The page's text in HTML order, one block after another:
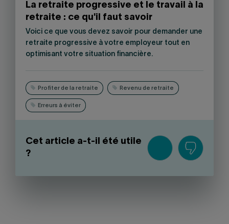
La retraite progressive et le travail à la
retraite : ce qu'il faut savoir
Voici ce que vous devez savoir pour demander une
retraite progressive à votre employeur tout en
optimisant votre situation financière.
Profiter de la retraite Revenu de retraite
Erreurs à éviter
Cet article a-t-il été utile
?